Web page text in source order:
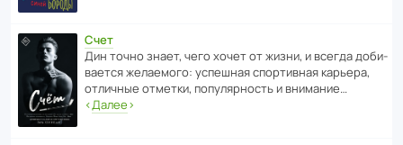
Счет
Дин точно знает, чего хочет от жизни, и всегда доби­
ва­ется жела­е­мого: успе­шная спор­ти­вная карьера,
отли­чные отметки, попу­ля­р­ность и внимание…
‹Далее›